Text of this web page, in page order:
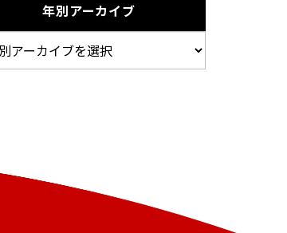
年別アーカイブ